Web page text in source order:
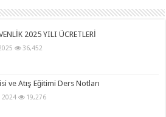
2025 YILI ÜCRETLERİ
36,452
ve Atış Eğitimi Ders Notları
2024 19,276